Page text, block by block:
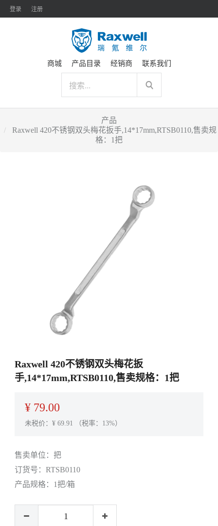
登录 注册
商城 产品目录 经销商 联系我们
产品
Raxwell 420不锈钢双头梅花扳手,14*17mm,RTSB0110,售卖规
格：1把
Raxwell 420不锈钢双头梅花扳
手,14*17mm,RTSB0110,售卖规格：1把
¥ 79.00
未税价：¥ 69.91 （税率：13%）
售卖单位： 把
订货号： RTSB0110
产品规格： 1把/箱